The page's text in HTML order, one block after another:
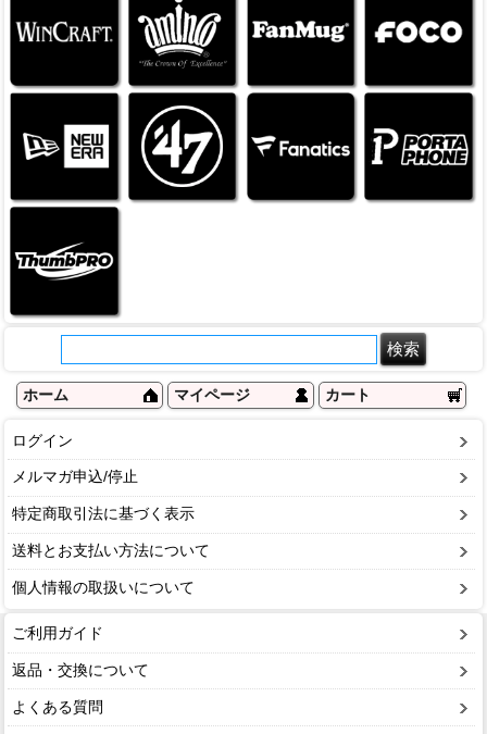
ホーム マイページ カート
ログイン
メルマガ申込/停止
特定商取引法に基づく表示
送料とお支払い方法について
個人情報の取扱いについて
ご利用ガイド
返品・交換について
よくある質問